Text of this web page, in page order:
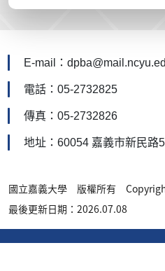
E-mail：
電話：05-2732825
傳真：05-2732826
地址：60054 嘉義市新民路
國立嘉義大學 版權所有
最後更新日期：2026.07.08